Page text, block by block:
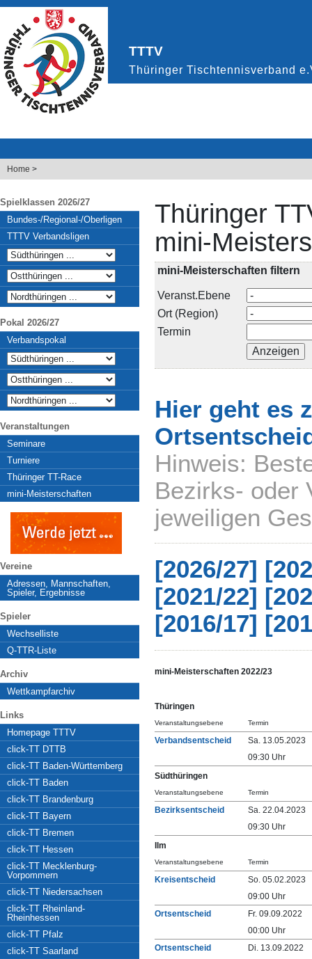
Home >
Spielklassen 2026/27
Bundes-/Regional-/Oberligen
TTTV Verbandsligen
Pokal 2026/27
Verbandspokal
Veranstaltungen
Seminare
Turniere
Thüringer TT-Race
mini-Meisterschaften
Vereine
Adressen, Mannschaften,
Spieler, Ergebnisse
Spieler
Wechselliste
Q-TTR-Liste
Archiv
Wettkampfarchiv
Links
Homepage TTTV
click-TT DTTB
click-TT Baden-Württemberg
click-TT Baden
click-TT Brandenburg
click-TT Bayern
click-TT Bremen
click-TT Hessen
click-TT Mecklenburg-
Vorpommern
click-TT Niedersachsen
click-TT Rheinland-
Rheinhessen
click-TT Pfalz
click-TT Saarland
Thüringer
mini-
mini-Meisterschaften filtern
Veranst.Ebene
Ort (Region)
Termin
Hier geht es
Hinweis:
Bezirks- oder
jeweiligen
[2026/27]
[2021/22]
[2016/17]
mini-Meisterschaften 2022/23
Thüringen
Veranstaltungsebene Termin
Verbandsentscheid
Sa. 13.05.2023
09:30 Uhr
Südthüringen
Veranstaltungsebene Termin
Bezirksentscheid
Sa. 22.04.2023
09:30 Uhr
Ilm
Veranstaltungsebene Termin
Kreisentscheid
So. 05.02.2023
09:00 Uhr
Ortsentscheid
Fr. 09.09.2022
00:00 Uhr
Ortsentscheid
Di. 13.09.2022